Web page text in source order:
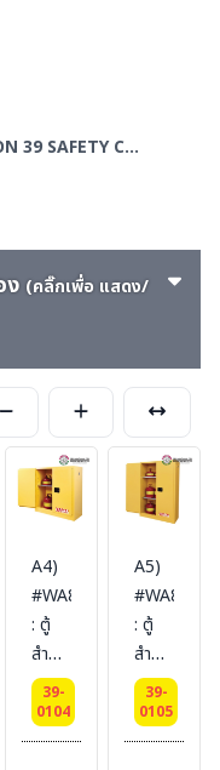
CARBINET - ตู้เก็บสารเคมีและสารไวไฟ
ง (คลิ๊กเพื่อ แสดง/
A4)
#WA810300
: ตู้
สำหรับ
เก็บ
ของเหลว
ไวไฟ
39-
0104
A5)
: ตู้
สำหรับ
เก็บ
ของเหลว
ไวไฟ
39-
0105